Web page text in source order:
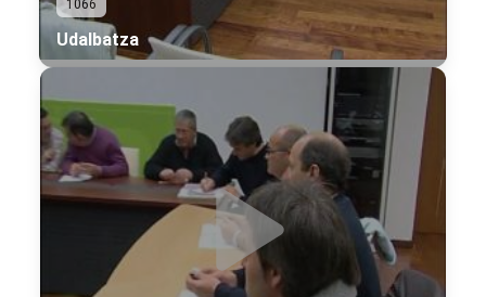
1066
Udalbatza